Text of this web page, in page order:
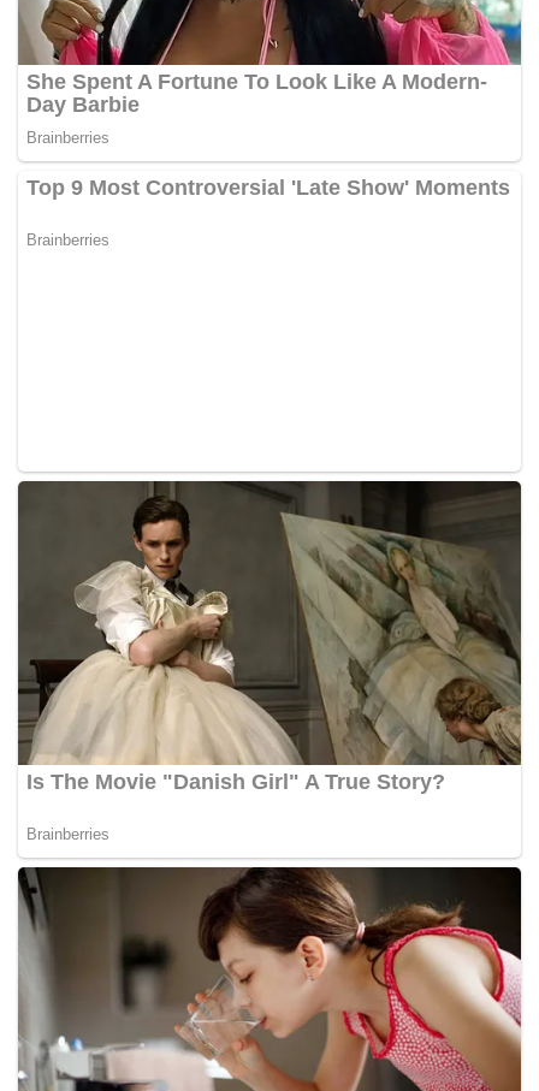
Malaya (PPUM) sebelum disahkan meninggal dunia. –
BERNAMA
Hilmi Yahaya